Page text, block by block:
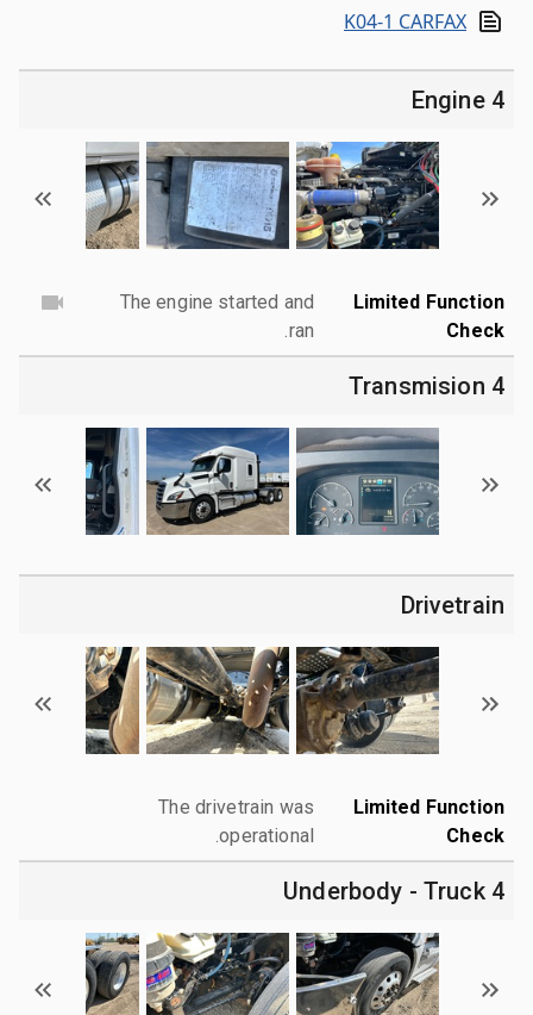
K04-1 CARFAX
4 Engine
Limited Function
Check
The engine started and
ran.
4 Transmision
Drivetrain
Limited Function
Check
The drivetrain was
operational.
4 Underbody - Truck